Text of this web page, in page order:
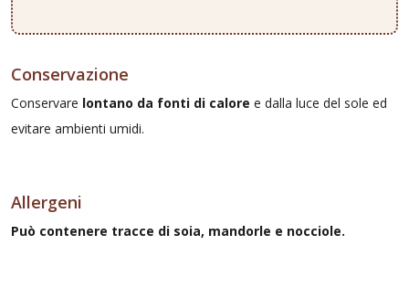
Conservazione
Conservare lontano da fonti di calore e dalla luce del sole ed
evitare ambienti umidi.
Allergeni
Può contenere tracce di soia, mandorle e nocciole.